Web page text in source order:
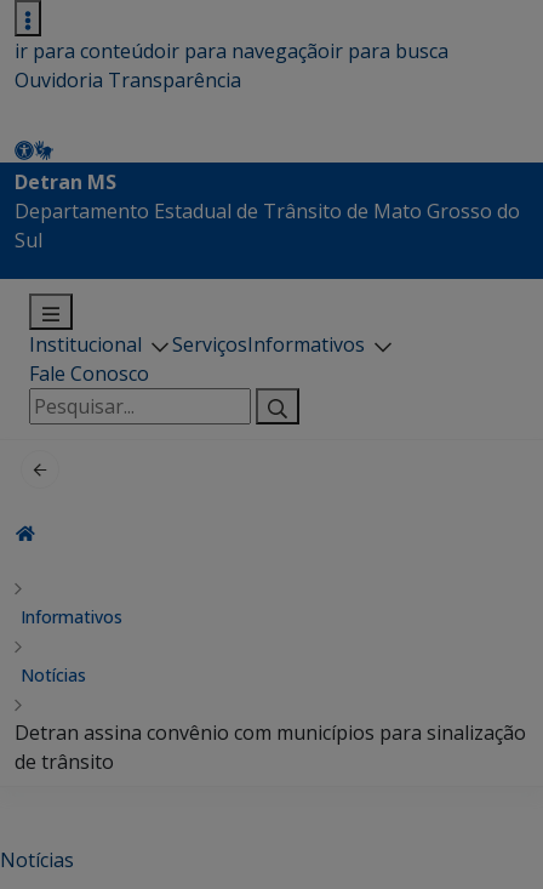
ir para conteúdoir para navegaçãoir para busca
Ouvidoria Transparência
Detran MS
Departamento Estadual de Trânsito de Mato Grosso do
Sul
Institucional ServiçosInformativos
Fale Conosco
Pesquisar
por:
Informativos
Notícias
Detran assina convênio com municípios para sinalização
de trânsito
Notícias